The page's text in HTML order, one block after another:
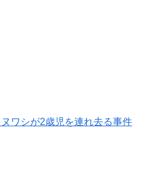
ヌワシが2歳児を連れ去る事件